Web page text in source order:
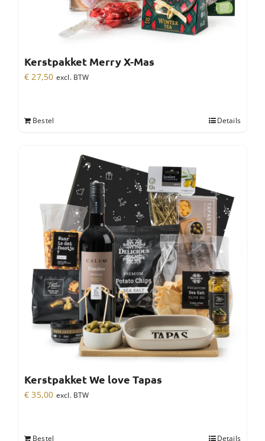
Kerstpakket Merry X-Mas
€ 27,50 excl. BTW
Bestel Details
Kerstpakket We love Tapas
€ 35,00 excl. BTW
Bestel Details